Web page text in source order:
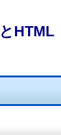
HTML